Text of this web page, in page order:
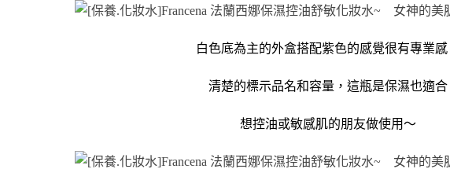
白色底為主的外盒搭配紫色的感覺很有專業感
清楚的標示品名和容量，這瓶是保濕也適合
想控油或敏感肌的朋友做使用～